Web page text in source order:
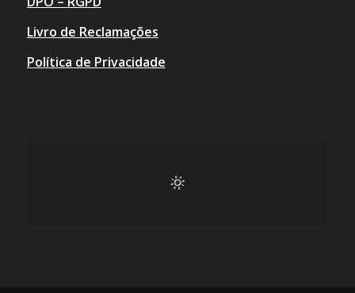
Livro de Reclamações
Política de Privacidade